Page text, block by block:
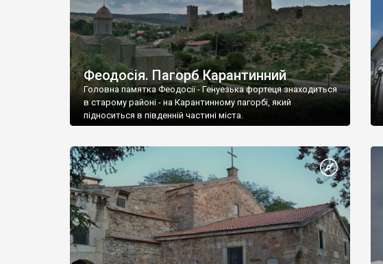
Феодосія. Пагорб Карантинний
Головна памятка Феодосії - Генуезька фортеця знаходиться
в старому районі - на Карантинному пагорбі, який
підноситься в південній частині міста.